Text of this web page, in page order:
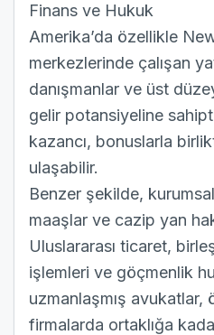
Finans ve Hukuk
Amerika’da özellikle
merkezlerinde çalışan
danışmanlar ve üst
gelir potansiyeline
kazancı, bonuslarla
ulaşabilir.
Benzer şekilde,
maaşlar ve cazip yan
Uluslararası ticaret,
işlemleri ve göçmenlik
uzmanlaşmış avukatlar,
firmalarda ortaklığa